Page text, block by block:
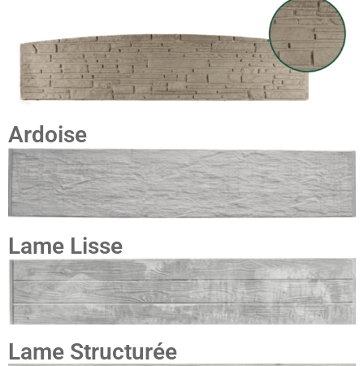
Ardoise
Lame Lisse
Lame Structurée